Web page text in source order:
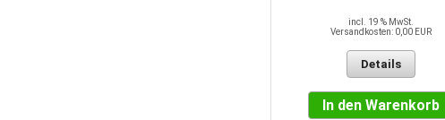
incl. 19 % MwSt.
Versandkosten: 0,00 EUR
Details
In den Warenkorb